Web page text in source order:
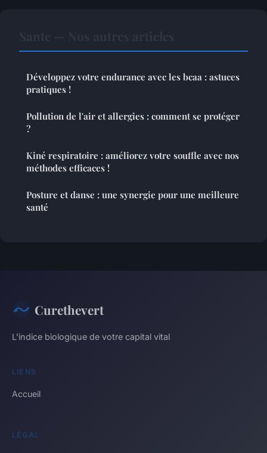
Développez votre endurance avec les bcaa : astuces
pratiques !
Pollution de l'air et allergies : comment se protéger
?
Kiné respiratoire : améliorez votre souffle avec nos
méthodes efficaces !
Posture et danse : une synergie pour une meilleure
santé
Curethevert
L'indice biologique de votre capital vital
LIENS
Accueil
LÉGAL